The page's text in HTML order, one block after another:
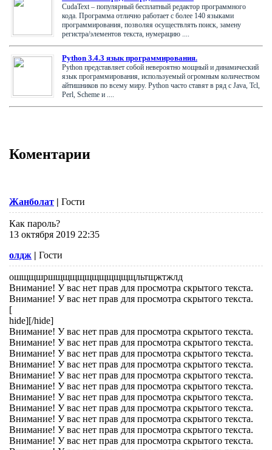
CudaText – популярный бесплатный редактор программного
кода. Программа отлично работает с более 140 языками
программирования, позволяя осуществлять поиск, замену
регистра/элементов текста, нумерацию ....
Python 3.4.3 язык программирования.
Python представляет собой невероятно мощный и динамический
язык программирования, используемый огромным количеством
айтишников по всему миру. Python часто ставят в ряд с Java, Tcl,
Perl, Scheme и ....
Коментарии
Жанболат | Гости
Как пароль?
13 октября 2019 22:35
олдж | Гости
ошщщшршщщщщщщщщщщщльтщжтжлд
Внимание! У вас нет прав для просмотра скрытого текста.
Внимание! У вас нет прав для просмотра скрытого текста.
[
hide][/hide]
Внимание! У вас нет прав для просмотра скрытого текста.
Внимание! У вас нет прав для просмотра скрытого текста.
Внимание! У вас нет прав для просмотра скрытого текста.
Внимание! У вас нет прав для просмотра скрытого текста.
Внимание! У вас нет прав для просмотра скрытого текста.
Внимание! У вас нет прав для просмотра скрытого текста.
Внимание! У вас нет прав для просмотра скрытого текста.
Внимание! У вас нет прав для просмотра скрытого текста.
Внимание! У вас нет прав для просмотра скрытого текста.
Внимание! У вас нет прав для просмотра скрытого текста.
Внимание! У вас нет прав для просмотра скрытого текста.